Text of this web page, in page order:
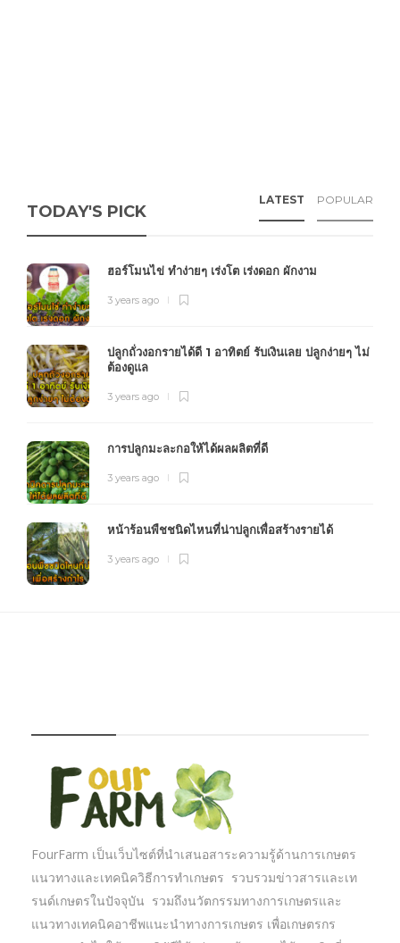
TODAY'S PICK
LATEST POPULAR
ฮอร์โมนไข่ ทำง่ายๆ เร่งโต เร่งดอก ผักงาม
3 years ago
ปลูกถั่วงอกรายได้ดี 1 อาทิตย์ รับเงินเลย ปลูกง่ายๆ ไม่
ต้องดูแล
3 years ago
การปลูกมะละกอให้ได้ผลผลิตที่ดี
3 years ago
หน้าร้อนพืชชนิดไหนที่น่าปลูกเพื่อสร้างรายได้
3 years ago
FourFarm เป็นเว็บไซต์ที่นำเสนอสาระความรู้ด้านการเกษตร
แนวทางและเทคนิควิธีการทำเกษตร รวบรวมข่าวสารและเท
รนด์เกษตรในปัจจุบัน รวมถึงนวัตกรรมทางการเกษตรและ
แนวทางเทคนิคอาชีพแนะนำทางการเกษตร เพื่อเกษตรกร